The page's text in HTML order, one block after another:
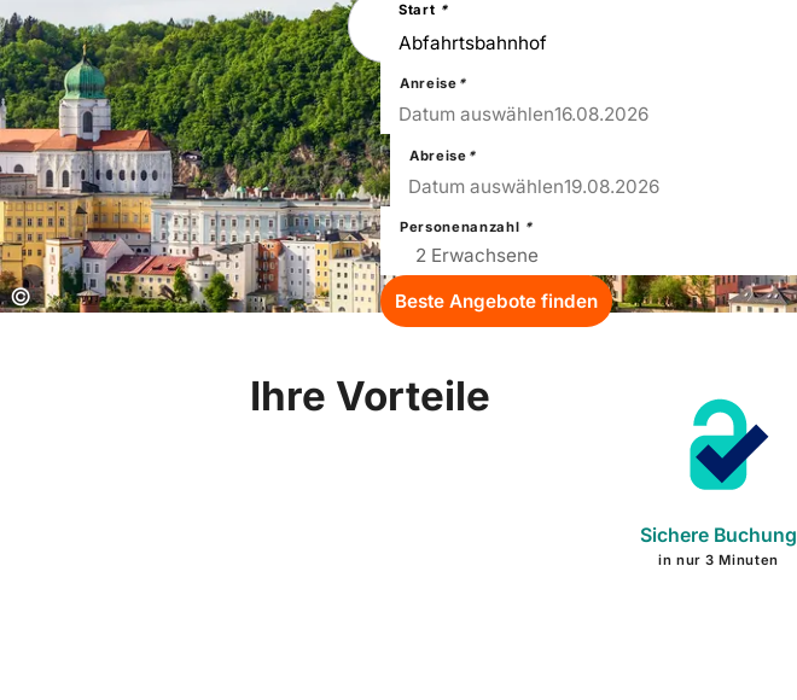
Copyright:
©
Sie
nach
einer
Städtereise
Start *
Anreise *
16
Sun
Datum auswählen16.08.2026
Abreise *
19
Wed
Datum auswählen19.08.2026
Personenanzahl *
Beste Angebote finden
Ihre Vorteile
Sichere Buchung
in nur 3 Minuten